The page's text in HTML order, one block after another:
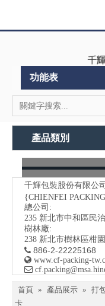
功能表
產品類別
千輝包裝股份有限公司
{CHIENFEI
總公司:
235 新北市中和區民
樹林廠:
238 新北市樹林區柑園
 886-2-22225168
 www.cf-packing-

首頁 » 產品展示 » 打
卡